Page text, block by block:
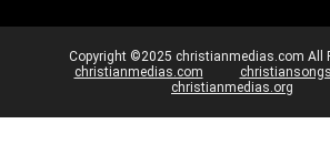
Copyright ©2025 christianmedias.com All
christianmedias.com
christianmedias.org